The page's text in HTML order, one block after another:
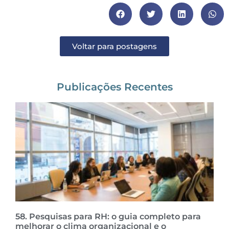
Voltar para postagens
Publicações Recentes
58. Pesquisas para RH: o guia completo para
melhorar o clima organizacional e o